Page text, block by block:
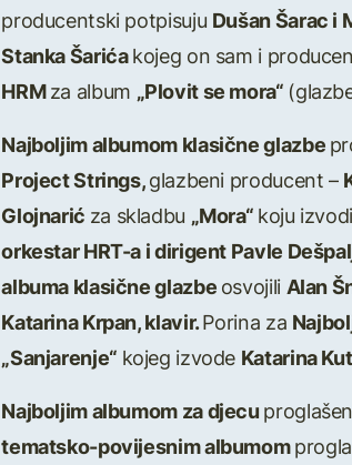
producentski potpisuju Dušan Šarac i
Stanka Šarićakojeg on sam i
HRMza album „Plovit se mora“
Najboljim albumom klasične glazbe
Project Strings,glazbeni producent –
Glojnarić za skladbu „Mora“koju izvodi
orkestar HRT-a i dirigent Pavle
albuma klasične glazbeosvojiliAlan
Katarina Krpan, klavir.Porina za
„Sanjarenje“ kojeg izvode Katarina
Najboljim albumom za djecu
tematsko-povijesnim albumom